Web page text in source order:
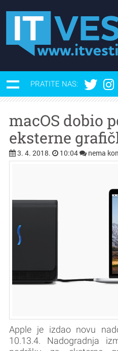
PRATITE NAS:
macOS dobio
eksterne
3. 4. 2018. 10:04 nema
Apple je izdao novu
10.13.4. Nadogradnja